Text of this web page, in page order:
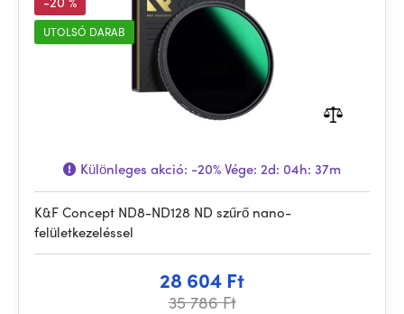
UTOLSÓ DARAB
Különleges akció: -20%Vége: 2d: 04h: 37m
K&F Concept ND8-ND128 ND szűrő nano-
felületkezeléssel
28 604 Ft
35 786 Ft